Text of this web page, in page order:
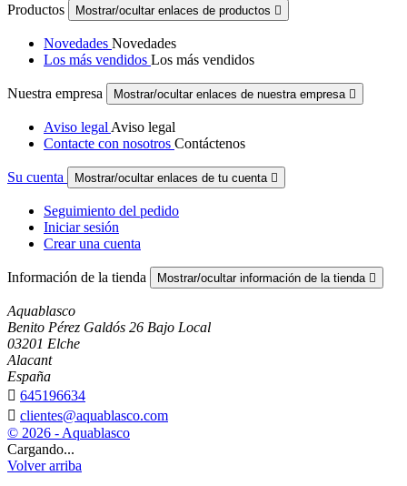
Productos Mostrar/ocultar enlaces de productos 
Novedades Novedades
Los más vendidos Los más vendidos
Nuestra empresa Mostrar/ocultar enlaces de nuestra empresa 
Aviso legal Aviso legal
Contacte con nosotros Contáctenos
Su cuenta Mostrar/ocultar enlaces de tu cuenta 
Seguimiento del pedido
Iniciar sesión
Crear una cuenta
Información de la tienda Mostrar/ocultar información de la tienda 
Aquablasco
Benito Pérez Galdós 26 Bajo Local
03201 Elche
Alacant
España
 645196634
 clientes@aquablasco.com
© 2026 - Aquablasco
Cargando...
Volver arriba